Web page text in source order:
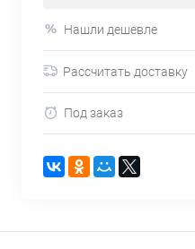
Нашли дешевле
Рассчитать доставку
Под заказ